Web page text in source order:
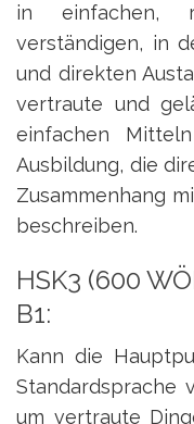
in einfachen,
verständigen, in
und direkten
vertraute und
einfachen
Ausbildung, die
Zusammenhang
beschreiben.
HSK3 (600
B1:
Kann die
Standardsprache
um vertraute